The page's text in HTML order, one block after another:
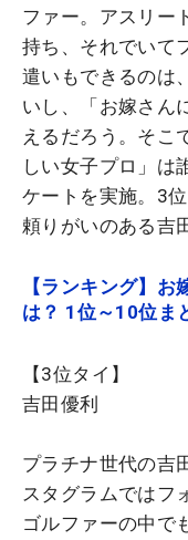
ファー。アスリー
持ち、それでいて
遣いもできるのは
いし、「お嫁さん
えるだろう。そこ
しい女子プロ」は
ケートを実施。3
頼りがいのある吉
【ランキング】
は？ 1位～10位ま
【3位タイ】
吉田優利
プラチナ世代の吉
スタグラムではフ
ゴルファーの中で